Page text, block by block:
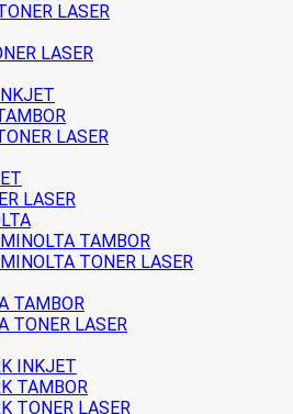
LASER
LASER
LASER
LASER
TAMBOR
TONER LASER
TAMBOR
TONER LASER
INKJET
TAMBOR
TONER LASER